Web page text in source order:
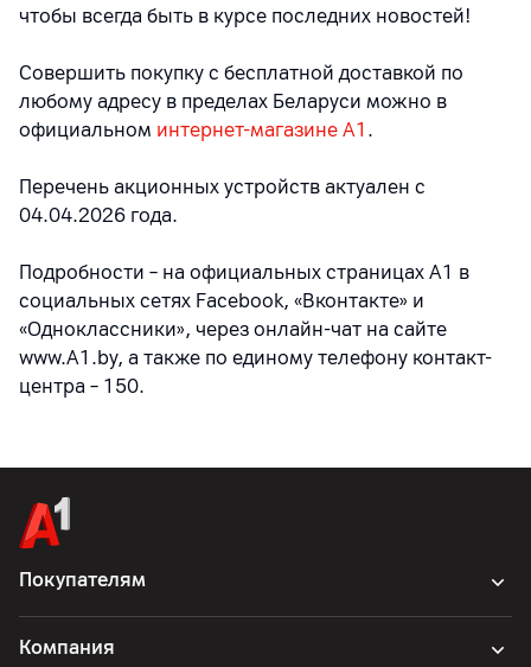
чтобы всегда быть в курсе последних новостей!
Совершить покупку с бесплатной доставкой по
любому адресу в пределах Беларуси можно в
официальном интернет-магазине А1 .
Перечень акционных устройств актуален с
04.04.2026 года.
Подробности – на официальных страницах A1 в
социальных сетях Facebook, «Вконтакте» и
«Одноклассники», через онлайн-чат на сайте
www.A1.by, а также по единому телефону контакт-
центра – 150.
Покупателям
Компания